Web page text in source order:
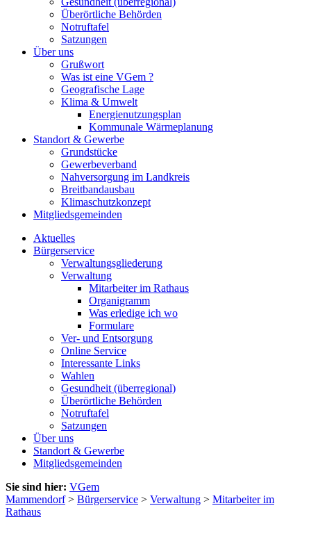
Überörtliche Behörden
Notruftafel
Satzungen
Über uns
Grußwort
Was ist eine VGem ?
Geografische Lage
Klima & Umwelt
Energienutzungsplan
Kommunale Wärmeplanung
Standort & Gewerbe
Grundstücke
Gewerbeverband
Nahversorgung im Landkreis
Breitbandausbau
Klimaschutzkonzept
Mitgliedsgemeinden
Aktuelles
Bürgerservice
Verwaltungsgliederung
Verwaltung
Mitarbeiter im Rathaus
Organigramm
Was erledige ich wo
Formulare
Ver- und Entsorgung
Online Service
Interessante Links
Wahlen
Gesundheit (überregional)
Überörtliche Behörden
Notruftafel
Satzungen
Über uns
Standort & Gewerbe
Mitgliedsgemeinden
Sie sind hier: VGem
Mammendorf> Bürgerservice > Verwaltung > Mitarbeiter im
Rathaus